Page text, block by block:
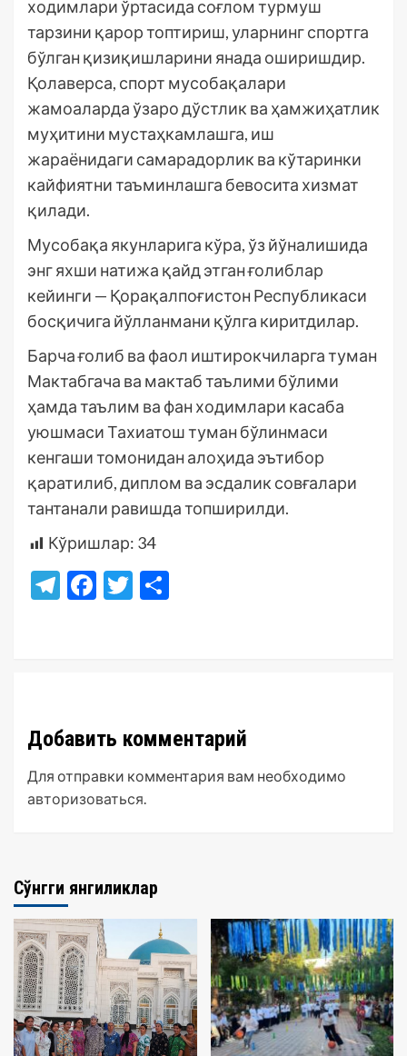
ходимлари ўртасида соғлом турмуш
тарзини қарор топтириш, уларнинг спортга
бўлган қизиқишларини янада оширишдир.
Қолаверса, спорт мусобақалари
жамоаларда ўзаро дўстлик ва ҳамжиҳатлик
муҳитини мустаҳкамлашга, иш
жараёнидаги самарадорлик ва кўтаринки
кайфиятни таъминлашга бевосита хизмат
қилади.
Мусобақа якунларига кўра, ўз йўналишида
энг яхши натижа қайд этган ғолиблар
кейинги — Қорақалпоғистон Республикаси
босқичига йўлланмани қўлга киритдилар.
Барча ғолиб ва фаол иштирокчиларга туман
Мактабгача ва мактаб таълими бўлими
ҳамда таълим ва фан ходимлари касаба
уюшмаси Тахиатош туман бўлинмаси
кенгаши томонидан алоҳида эътибор
қаратилиб, диплом ва эсдалик совғалари
тантанали равишда топширилди.
Кўришлар: 34
Telegram
Facebook
Twitter
Добавить комментарий
Для отправки комментария вам необходимо
авторизоваться
Сўнгги янгиликлар